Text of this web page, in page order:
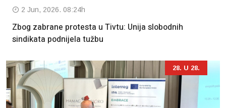
2 Jun, 2026. 08:24h
Zbog zabrane protesta u Tivtu: Unija slobodnih
sindikata podnijela tužbu
28. U 28.